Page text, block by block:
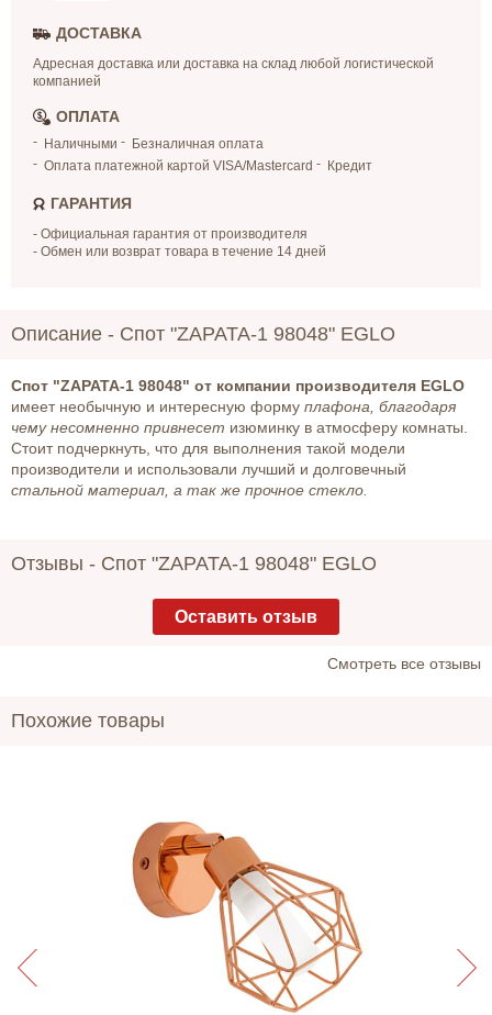
ДОСТАВКА
Адресная доставка или доставка на склад любой логистической
компанией
ОПЛАТА
Наличными
Безналичная оплата
Оплата платежной картой VISA/Mastercard
Кредит
ГАРАНТИЯ
- Официальная гарантия от производителя
- Обмен или возврат товара в течение 14 дней
Описание - Спот "ZAPATA-1 98048" EGLO
Спот "ZAPATA-1 98048" от компании производителя EGLO
имеет необычную и интересную форму плафона, благодаря
чему несомненно привнесет изюминку в атмосферу комнаты.
Стоит подчеркнуть, что для выполнения такой модели
производители и использовали лучший и долговечный
стальной материал, а так же прочное стекло.
Отзывы - Спот "ZAPATA-1 98048" EGLO
Оставить отзыв
Cмотреть все отзывы
Похожие товары